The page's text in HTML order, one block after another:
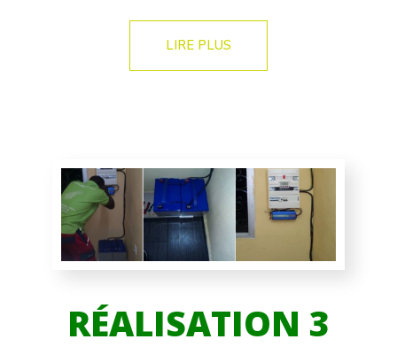
LIRE PLUS
RÉALISATION 3